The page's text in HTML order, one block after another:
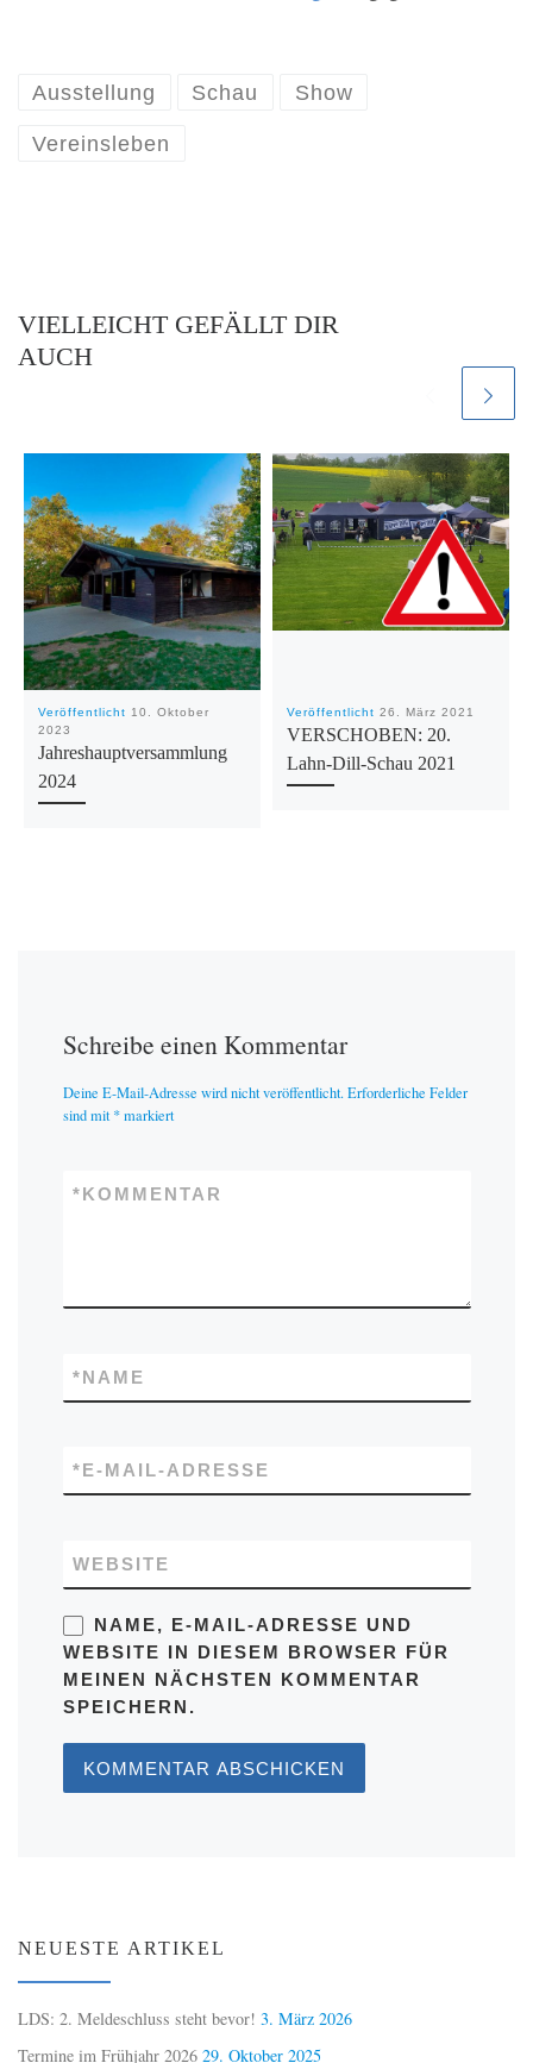
Ausstellung Schau Show
Vereinsleben
VIELLEICHT GEFÄLLT DIR
AUCH
Veröffentlicht 10. Oktober
2023
Jahreshauptversammlung
2024
Veröffentlicht 26. März 2021
VERSCHOBEN: 20.
Lahn-Dill-Schau 2021
Schreibe einen Kommentar
Deine E-Mail-Adresse wird nicht veröffentlicht. Erforderliche Felder
sind mit*markiert
KOMMENTAR
*
NAME
*
E-MAIL-ADRESSE
*
WEBSITE
NAME, E-MAIL-ADRESSE UND
WEBSITE IN DIESEM BROWSER FÜR
MEINEN NÄCHSTEN KOMMENTAR
SPEICHERN.
NEUESTE ARTIKEL
LDS: 2. Meldeschluss steht bevor! 3. März 2026
Termine im Frühjahr 2026 29. Oktober 2025